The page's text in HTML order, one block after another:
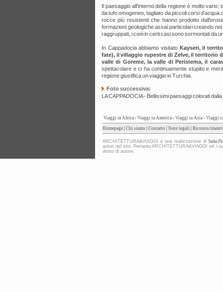
Il paesaggio all'interno della regione è molto
da tufo omogeneo, tagliato da piccoli corsi
rocce più resistenti che hanno prodotto
formazioni geologiche assai particolari creando
raggruppati, i coni in certi casi sono sormontati da
In Cappadocia abbiamo visitato Kayseri, il
fate), il villaggio rupestre di Zelve, il territorio
valle di Goreme, la valle di Peristema, il
spettacolare e ci ha continuamente stupito e
regione giustifica un viaggio in Turchia.
Foto successiva:
LA CAPPADOCIA - Bellissimi paesaggi colorati
Viaggi in Africa - Viaggi in America - Viaggi in Asia - Viaggi
Homepage Chi siamo Contatto Note legali Riconoscimenti
ARCHITETTURA&VIAGGI è una realizzazione diSonia
autori del sito. Pertanto ARCHITETTURA&VIAGGI ed i
diritto di autore.